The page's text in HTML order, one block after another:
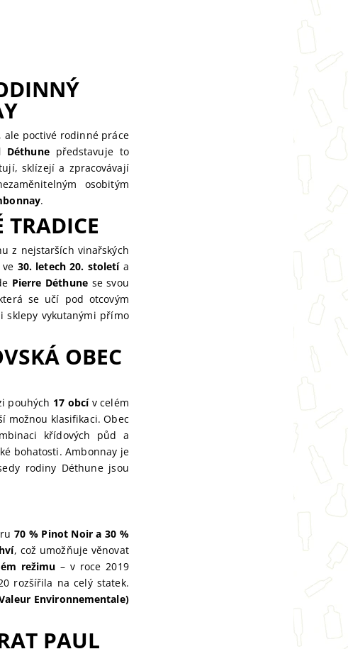
ale poctivé rodinné práce
Déthunepředstavuje to
sklízejí a zpracovávají
osobitým
.
TRADICE
z nejstarších vinařských
30. letech 20. stoletía
Pierre Déthunese svou
se učí pod otcovým
vykutanými přímo
OBEC
pouhých 17 obcív celém
možnou klasifikaci. Obec
křídových půd a
bohatosti. Ambonnay je
rodiny Déthune jsou
70 % Pinot Noir a 30 %
, což umožňuje věnovat
režimu – v roce 2019
rozšířila na celý statek.
Environnementale)
PAUL